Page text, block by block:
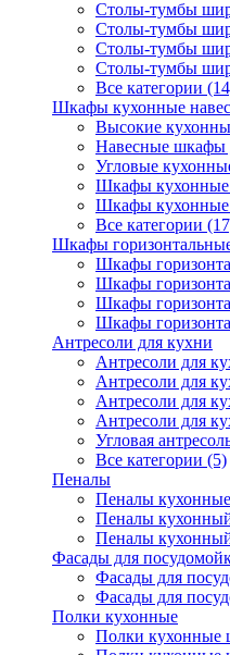
Столы-тумбы
Столы-тумбы
Столы-тумбы
Столы-тумбы
Все категории
Шкафы кухонные
Высокие
Навесные шкафы
Угловые
Шкафы
Шкафы
Все категории
Шкафы
Шкафы
Шкафы
Шкафы
Шкафы
Антресоли для кухни
Антресоли для
Антресоли для
Антресоли для
Антресоли для
Угловая
Все категории (5)
Пеналы
Пеналы
Пеналы
Пеналы
Фасады для
Фасады для
Фасады для
Полки кухонные
Полки кухонные